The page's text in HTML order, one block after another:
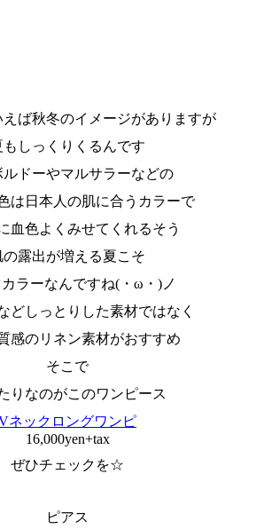
ば秋冬のイメージがありますが
もしっくりくるんです
ルドーやマルサラーなどの
は日本人の肌に合うカラーで
血色よくみせてくれるそう
の露出が増える夏こそ
ラーなんですね(・ω・)ノ
どしっとりした素材ではなく
感のリネン素材がおすすめ
そこで
りなのがこのワンピース
ネックロングワンピ
16,000yen+tax
ぜひチェックを☆
ピアス